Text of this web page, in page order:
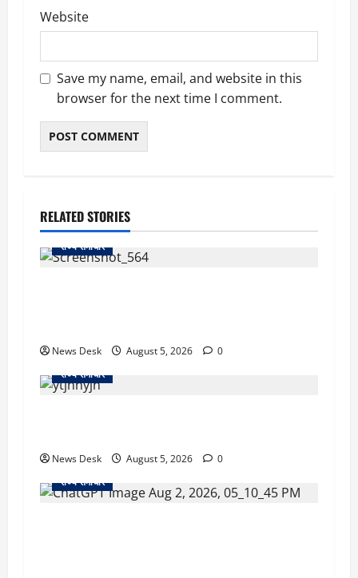
Website
Save my name, email, and website in this
browser for the next time I comment.
RELATED STORIES
राज्य समाचार
News Desk August 5, 2026
0
राज्य समाचार
News Desk August 5, 2026
0
राज्य समाचार